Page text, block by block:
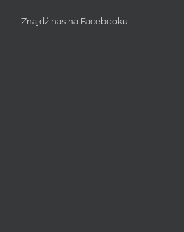
Znajdź nas na Facebooku